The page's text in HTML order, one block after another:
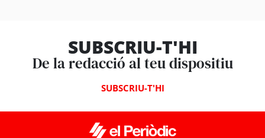
SUBSCRIU-T'HI
De la redacció al teu dispositiu
SUBSCRIU-T'HI